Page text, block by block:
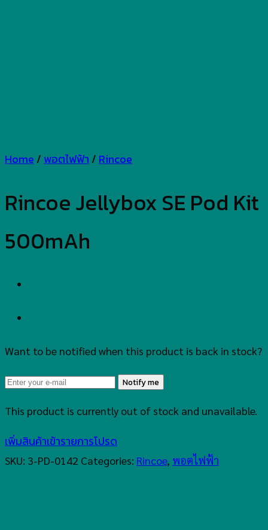
Home / พอตไฟฟ้า / Rincoe
Rincoe Jellybox SE Pod Kit
500mAh
Want to be notified when this product is back in stock?
Notify me
This product is currently out of stock and unavailable.
เพิ่มสินค้าเข้ารายการโปรด
SKU: 3-PD-0142 Categories: Rincoe, พอตไฟฟ้า